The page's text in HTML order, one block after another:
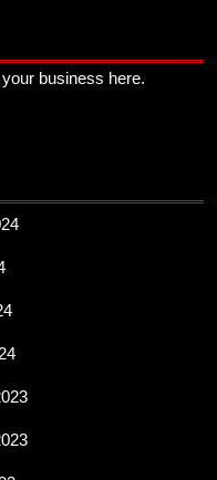
business here.